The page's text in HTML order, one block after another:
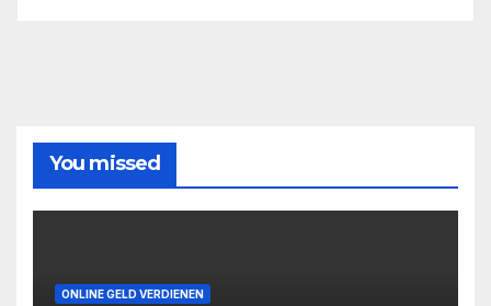
You missed
ONLINE GELD VERDIENEN